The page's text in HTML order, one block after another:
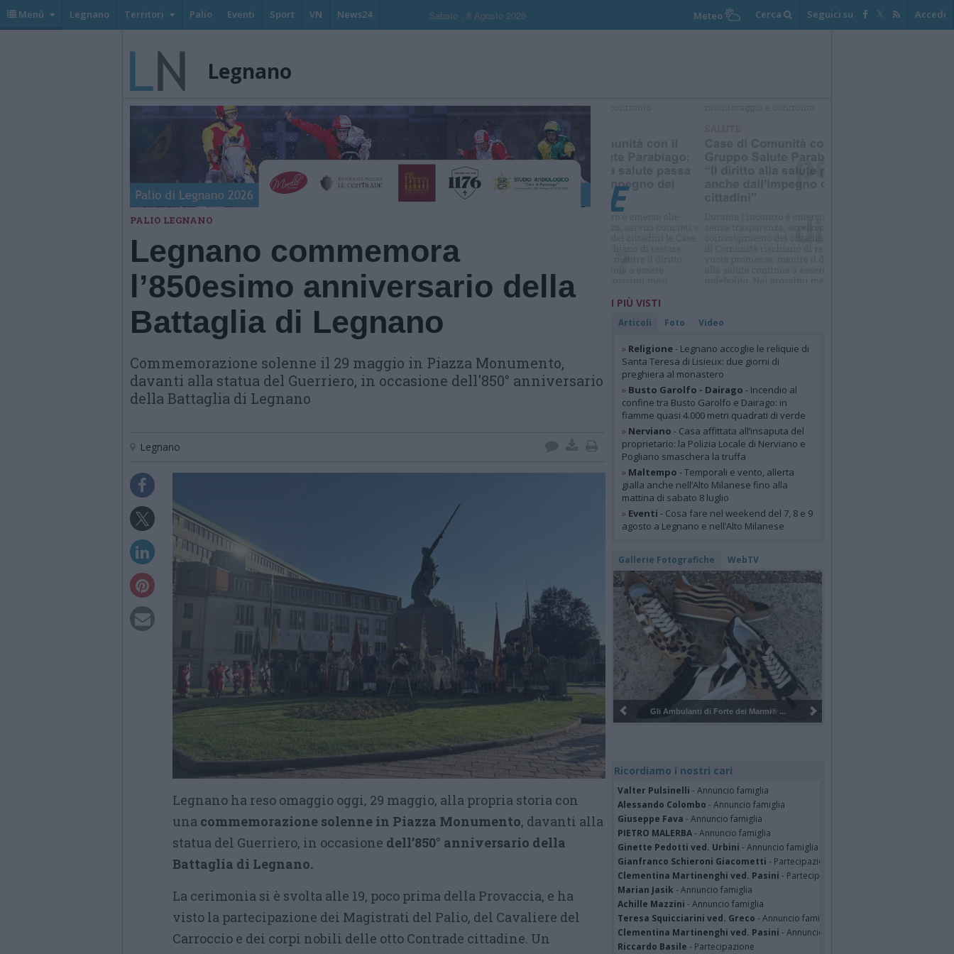
Menù Legnano Territori Palio Eventi Sport VN News24 Sabato , 8 Agosto 2026 Meteo Cerca Seguici su Accedi
Legnano
PALIO LEGNANO
Legnano commemora
l’850esimo anniversario della
Battaglia di Legnano
Commemorazione solenne il 29 maggio in Piazza Monumento,
davanti alla statua del Guerriero, in occasione dell'850° anniversario
della Battaglia di Legnano
Legnano
Legnano ha reso omaggio oggi, 29 maggio, alla propria storia con
una commemorazione solenne in Piazza Monumento, davanti alla
statua del Guerriero, in occasione dell’850° anniversario della
Battaglia di Legnano.
La cerimonia si è svolta alle 19, poco prima della Provaccia, e ha
visto la partecipazione dei Magistrati del Palio, del Cavaliere del
Carroccio e dei corpi nobili delle otto Contrade cittadine. Un
I PIÙ VISTI
Articoli Foto Video
» Religione- Legnano accoglie le reliquie di
Santa Teresa di Lisieux: due giorni di
preghiera al monastero
» Busto Garolfo - Dairago - Incendio al
confine tra Busto Garolfo e Dairago: in
fiamme quasi 4.000 metri quadrati di verde
» Nerviano - Casa affittata all’insaputa del
proprietario: la Polizia Locale di Nerviano e
Pogliano smaschera la truffa
» Maltempo - Temporali e vento, allerta
gialla anche nell’Alto Milanese fino alla
mattina di sabato 8 luglio
» Eventi - Cosa fare nel weekend del 7, 8 e 9
agosto a Legnano e nell’Alto Milanese
Gallerie Fotografiche WebTV
Pulizia del bosco del Rugareto a ...
Ricordiamo i nostri cari
Valter Pulsinelli - Annuncio famiglia
Alessando Colombo - Annuncio famiglia
Giuseppe Fava - Annuncio famiglia
PIETRO MALERBA- Annuncio famiglia
Ginette Pedotti ved. Urbini - Annuncio famiglia
Gianfranco Schieroni Giacometti - Partecipazione
Clementina Martinenghi ved. Pasini - Partecipazione
Marian Jasik - Annuncio famiglia
Achille Mazzini - Annuncio famiglia
Teresa Squicciarini ved. Greco - Annuncio famiglia
Clementina Martinenghi ved. Pasini - Annuncio famiglia
Riccardo Basile - Partecipazione